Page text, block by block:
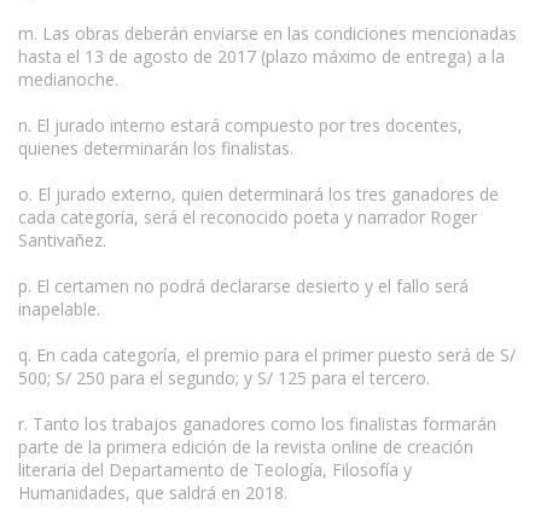
m. Las obras deberán enviarse en las condiciones mencionadas
hasta el 13 de agosto de 2017 (plazo máximo de entrega) a la
medianoche.
n. El jurado interno estará compuesto por tres docentes,
quienes determinarán los finalistas.
o. El jurado externo, quien determinará los tres ganadores de
cada categoría, será el reconocido poeta y narrador Roger
Santivañez.
p. El certamen no podrá declararse desierto y el fallo será
inapelable.
q. En cada categoría, el premio para el primer puesto será de S/
500; S/ 250 para el segundo; y S/ 125 para el tercero.
r. Tanto los trabajos ganadores como los finalistas formarán
parte de la primera edición de la revista online de creación
literaria del Departamento de Teología, Filosofía y
Humanidades, que saldrá en 2018.